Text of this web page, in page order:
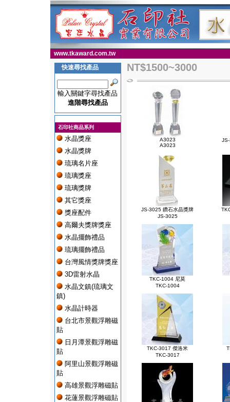
www.tkaward.com.tw
快速尋找產品
輸入關鍵字尋找產品
進階尋找產品
石印社商品系列
水晶獎座
水晶獎牌
琉璃名片座
琉璃獎座
琉璃獎牌
其它獎座
獎座配件
高爾夫獎牌獎座
水晶擺飾禮品
琉璃擺飾禮品
台灣風情獎牌獎座
3D雷射水晶
水晶文鎮(琉璃文
鎮)
水晶計時器
台北市景觀浮雕磁
貼
日月潭景觀浮雕磁
貼
阿里山景觀浮雕磁
貼
高雄景觀浮雕磁貼
花蓮景觀浮雕磁貼
NT$1500~3000
A3023
A3023
JS-3025 鑽石水晶獎牌
JS-3025
TKC-1004 尼莫
TKC-1004
TKC-3017 傑洛米
TKC-3017